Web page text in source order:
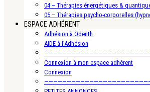
04 – Thérapies énergétiques &
05 – Thérapies psycho-corporelles
ESPACE ADHÉRENT
Adhésion à Odenth
AIDE à l’Adhésion
Connexion à mon espace adhérent
Connexion